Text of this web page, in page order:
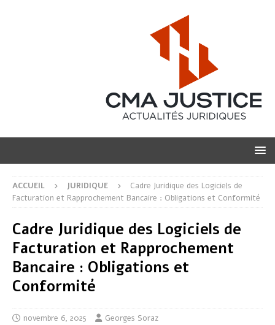
ACCUEIL JURIDIQUE
Cadre Juridique des Logiciels de
Facturation et Rapprochement Bancaire : Obligations et Conformité
Cadre Juridique des Logiciels de
Facturation et Rapprochement
Bancaire : Obligations et
Conformité
novembre 6, 2025 Georges Soraz